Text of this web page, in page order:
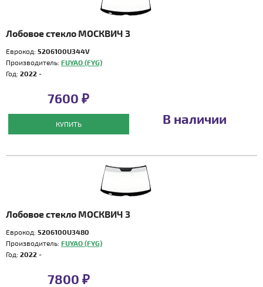
Лобовое стекло МОСКВИЧ 3
Еврокод: 5206100U344V
Производитель: FUYAO (FYG)
Год: 2022 -
7600 ₽
КУПИТЬ В наличии
Лобовое стекло МОСКВИЧ 3
Еврокод: 5206100U3480
Производитель: FUYAO (FYG)
Год: 2022 -
7800 ₽